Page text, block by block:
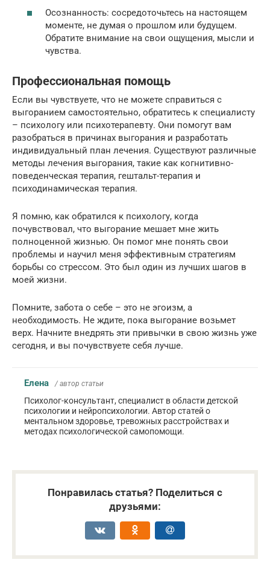
Осознанность: сосредоточьтесь на настоящем
моменте, не думая о прошлом или будущем.
Обратите внимание на свои ощущения, мысли и
чувства.
Профессиональная помощь
Если вы чувствуете, что не можете справиться с
выгоранием самостоятельно, обратитесь к специалисту
– психологу или психотерапевту. Они помогут вам
разобраться в причинах выгорания и разработать
индивидуальный план лечения. Существуют различные
методы лечения выгорания, такие как когнитивно-
поведенческая терапия, гештальт-терапия и
психодинамическая терапия.
Я помню, как обратился к психологу, когда
почувствовал, что выгорание мешает мне жить
полноценной жизнью. Он помог мне понять свои
проблемы и научил меня эффективным стратегиям
борьбы со стрессом. Это был один из лучших шагов в
моей жизни.
Помните, забота о себе – это не эгоизм, а
необходимость. Не ждите, пока выгорание возьмет
верх. Начните внедрять эти привычки в свою жизнь уже
сегодня, и вы почувствуете себя лучше.
Елена / автор статьи
Психолог-консультант, специалист в области детской
психологии и нейропсихологии. Автор статей о
ментальном здоровье, тревожных расстройствах и
методах психологической самопомощи.
Понравилась статья? Поделиться с
друзьями: